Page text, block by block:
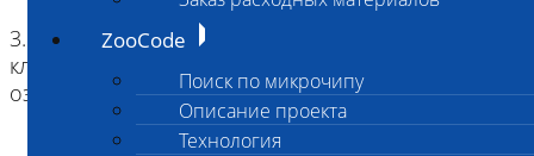
ZooCode
Поиск по микрочипу
Описание проекта
Технология
3. Положительный результат при отсутствии
клинической картины заболевания может
означать бактерио-/вирусоносительство.